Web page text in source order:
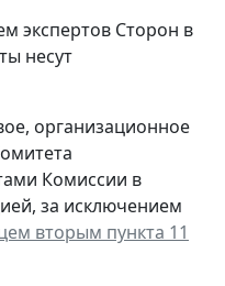
экспертов Сторон в
несут
организационное
Комиссии в
за исключением
вторым пункта 11